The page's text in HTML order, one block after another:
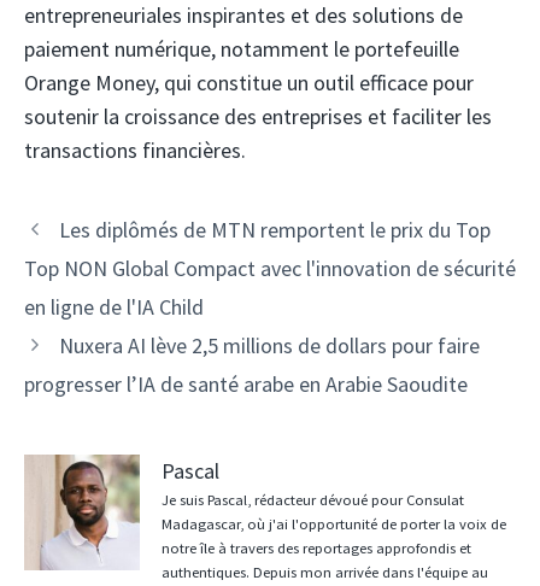
entrepreneuriales inspirantes et des solutions de
paiement numérique, notamment le portefeuille
Orange Money, qui constitue un outil efficace pour
soutenir la croissance des entreprises et faciliter les
transactions financières.
Navigation
des
Les diplômés de MTN remportent le prix du Top
Top NON Global Compact avec l'innovation de sécurité
en ligne de l'IA Child
Nuxera AI lève 2,5 millions de dollars pour faire
progresser l’IA de santé arabe en Arabie Saoudite
Pascal
Je suis Pascal, rédacteur dévoué pour Consulat
Madagascar, où j'ai l'opportunité de porter la voix de
notre île à travers des reportages approfondis et
authentiques. Depuis mon arrivée dans l'équipe au